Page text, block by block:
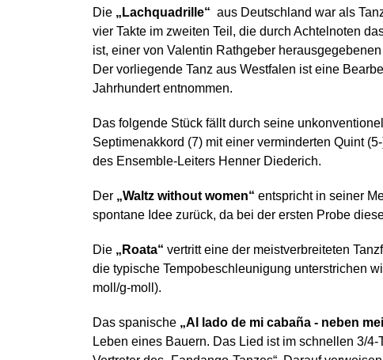
Die „Lachquadrille“ aus Deutschland war als
vier Takte im zweiten Teil, die durch Achtelnoten
ist, einer von Valentin Rathgeber
Der vorliegende Tanz aus Westfalen ist eine
Jahrhundert entnommen.
Das folgende Stück fällt durch seine
Septimenakkord (7) mit einer verminderten Quint
des Ensemble-Leiters Henner Diederich.
Der „Waltz without women“ entspricht in seiner
spontane Idee zurück, da bei der ersten Probe
Die „Roata“ vertritt eine der meistverbreiteten
die typische Tempobeschleunigung unterstrichen
moll/g-moll).
Das spanische „Al lado de mi cabaña - neben
Leben eines Bauern. Das Lied ist im schnellen 3/